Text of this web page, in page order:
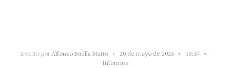
Escrito por Alfonso Baella Matto • 20 de mayo de 2026 • 10:37 •
Informes